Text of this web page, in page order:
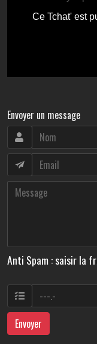
Envoyer un message
Anti Spam : saisir la
Envoyer